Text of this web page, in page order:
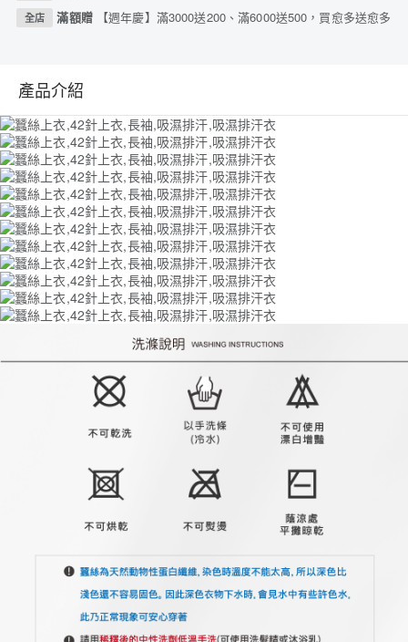
全店 滿額贈 【週年慶】滿3000送200、滿6000送500，買愈多送愈多
產品介紹